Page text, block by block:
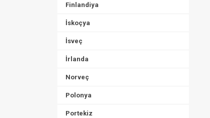
Finlandiya
İskoçya
İsveç
İrlanda
Norveç
Polonya
Portekiz